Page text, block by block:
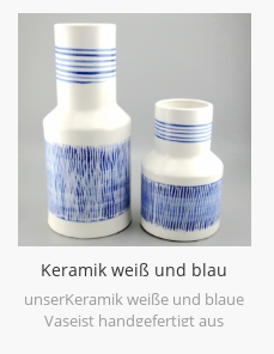
material in geometric shapes,it is
hand-crafted with three sizes
assorted,very nice fit with your
modern furniture.
Keramik weiß und blau
Tischvase Hand malen
unserKeramik weiße und blaue
Vaseist handgefertigt aus